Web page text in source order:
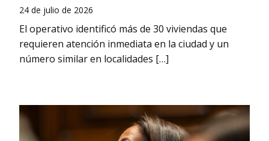
24 de julio de 2026
El operativo identificó más de 30 viviendas que
requieren atención inmediata en la ciudad y un
número similar en localidades […]